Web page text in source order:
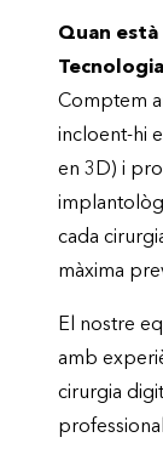
Quan està
Comptem
incloent-hi
en 3D) i
cada
màxima
El nostre
amb
cirurgia